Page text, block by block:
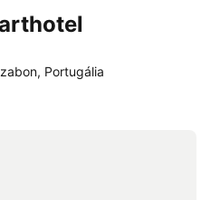
Portugália